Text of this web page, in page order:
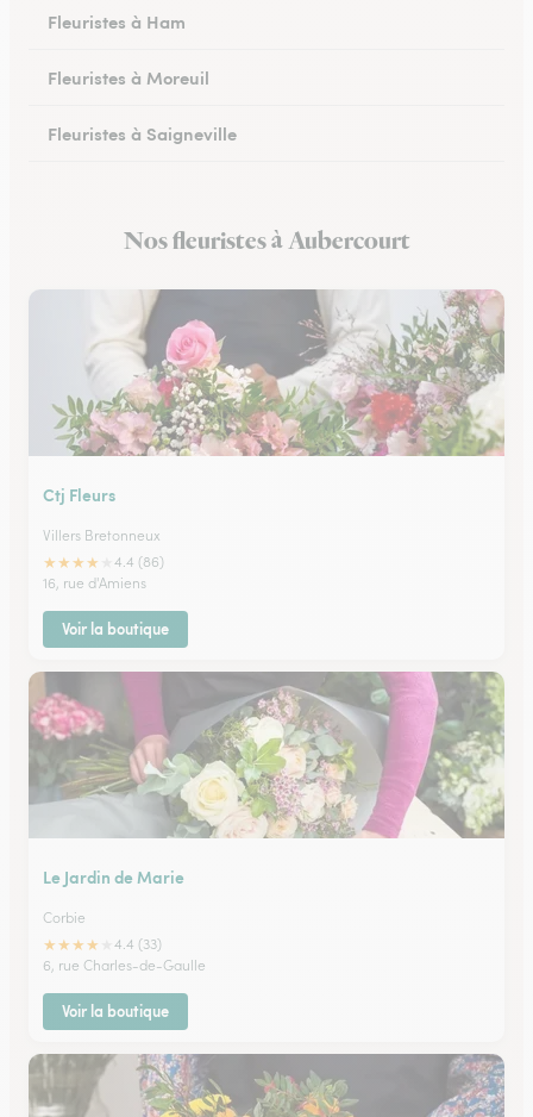
Fleuristes à Ham
Fleuristes à Moreuil
Fleuristes à Saigneville
Fleuristes à Corbie
Nos fleuristes à Aubercourt
Ctj Fleurs
Villers Bretonneux
★★★★
4.4 (86)
16, rue d'Amiens
Voir la boutique
Le Jardin de Marie
Corbie
★★★★
4.4 (33)
6, rue Charles-de-Gaulle
Voir la boutique